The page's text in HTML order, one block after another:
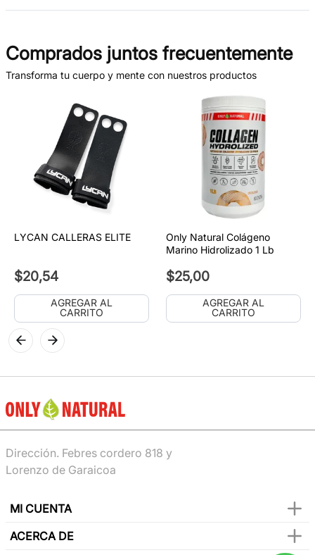
Comprados juntos frecuentemente
Transforma tu cuerpo y mente con nuestros productos
LYCAN CALLERAS ELITE
$20,54
AGREGAR AL
CARRITO
Only Natural Colágeno
Marino Hidrolizado 1 Lb
$25,00
AGREGAR AL
CARRITO
Dirección. Febres cordero 818 y
Lorenzo de Garaicoa
MI CUENTA
ACERCA DE